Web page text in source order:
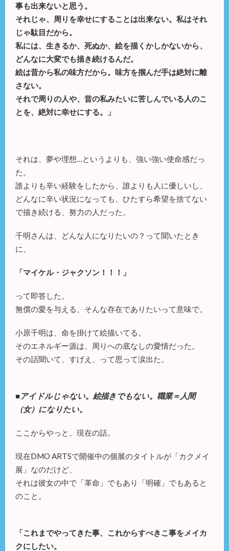
事も出来ないと思う。
それじゃ、周りを幸せにすることは出来ない。私はそれ
じゃ駄目だから。
私には、生きるか、死ぬか、絵を描くかしかないから、
どんなに大変でも描き続けるんだ。
絵は昔から私の味方だから。味方を掴んだ手は絶対に離
さない。
それで周りの人や、昔の私みたいに苦しんでいる人のこ
とを、絶対に幸せにする。」
それは、夢や理想…というよりも、強い強い使命感だっ
た。
誰よりも辛い経験をしたから、誰よりも人に優しいし、
どんなに辛い状況になっても、ひたすら希望を捨てない
で描き続ける、努力の人だった。
千明さんは、どんな人になりたいの？って聞いたとき
に、
「マイケル・ジャクソン！！！」
って即答した。
無償の愛を与える、そんな存在でありたいって意味で。
小原千明は、命を掛けて絵描いてる。
そのエネルギー源は、周りへの底なしの愛情だった。
その話聞いて、すげえ、って思って涙出た。
■アイドルじゃない。絵描きでもない。職業＝人間
（女）になりたい。
ここからやっと、現在の話。
現在DMO ARTSで開催中の個展のタイトルが「カクメイ
展」なのだけど、
それは彼女の中で「革命」でもあり「明確」でもあると
のこと。
「これまでやってきた事、これからすべきこ事をメイカ
クにしたい。